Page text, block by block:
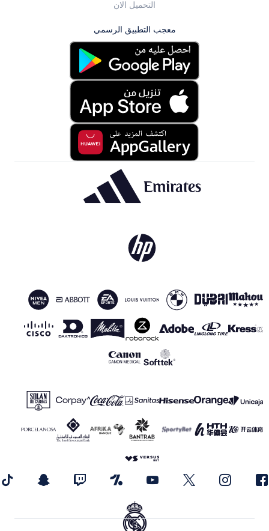
التحميل الان
معجب التطبيق الرسمي